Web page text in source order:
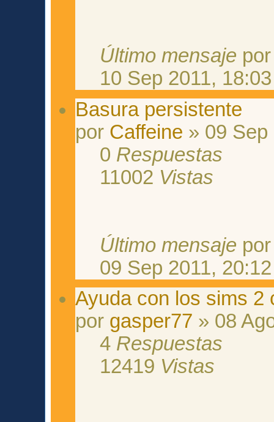
Último mensaje
10 Sep 2011, 18:03
Basura persistente
por Caffeine » 09 Sep
0 Respuestas
11002 Vistas
Último mensaje
09 Sep 2011, 20:12
Ayuda con los sims 2
por gasper77 » 08
4 Respuestas
12419 Vistas